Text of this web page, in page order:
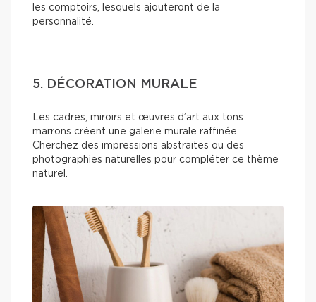
les comptoirs, lesquels ajouteront de la
personnalité.
5. DÉCORATION MURALE
Les cadres, miroirs et œuvres d’art aux tons
marrons créent une galerie murale raffinée.
Cherchez des impressions abstraites ou des
photographies naturelles pour compléter ce thème
naturel.